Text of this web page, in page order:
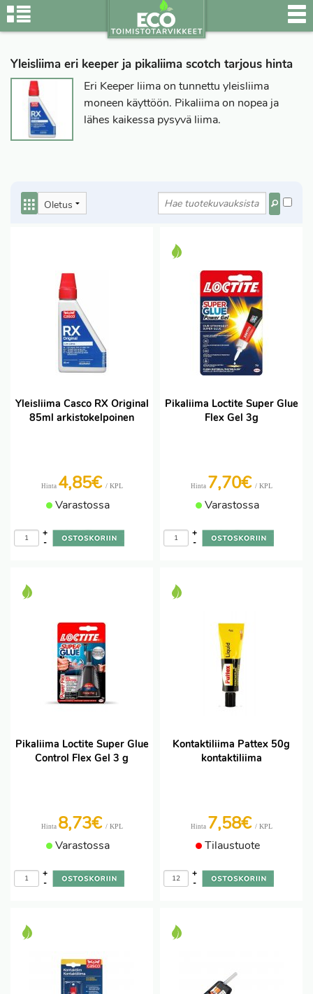
Yleisliima eri keeper ja pikaliima scotch tarjous hinta
Eri Keeper liima on tunnettu yleisliima
moneen käyttöön. Pikaliima on nopea ja
lähes kaikessa pysyvä liima.
Yleisliima Casco RX Original
85ml arkistokelpoinen
Hinta 4,85€ / KPL
Varastossa
-
+
Pikaliima Loctite Super Glue
Flex Gel 3g
Hinta 7,70€ / KPL
Varastossa
-
+
Pikaliima Loctite Super Glue
Control Flex Gel 3 g
Hinta 8,73€ / KPL
Varastossa
-
+
Kontaktiliima Pattex 50g
kontaktiliima
Hinta 7,58€ / KPL
Tilaustuote
-
+